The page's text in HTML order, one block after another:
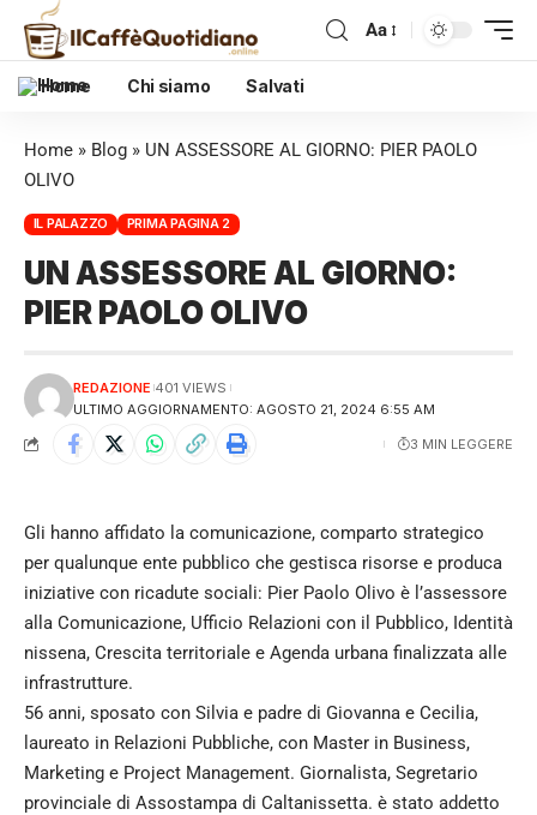
Aa
Home Chi siamo Salvati
Home » Blog » UN ASSESSORE AL GIORNO: PIER PAOLO
OLIVO
IL PALAZZO PRIMA PAGINA 2
UN ASSESSORE AL GIORNO:
PIER PAOLO OLIVO
ULTIMO AGGIORNAMENTO: AGOSTO 21, 2024 6:55 AM
REDAZIONE 401 VIEWS
3 MIN LEGGERE
Gli hanno affidato la comunicazione, comparto strategico
per qualunque ente pubblico che gestisca risorse e produca
iniziative con ricadute sociali: Pier Paolo Olivo è l’assessore
alla Comunicazione, Ufficio Relazioni con il Pubblico, Identità
nissena, Crescita territoriale e Agenda urbana finalizzata alle
infrastrutture.
56 anni, sposato con Silvia e padre di Giovanna e Cecilia,
laureato in Relazioni Pubbliche, con Master in Business,
Marketing e Project Management. Giornalista, Segretario
provinciale di Assostampa di Caltanissetta. è stato addetto